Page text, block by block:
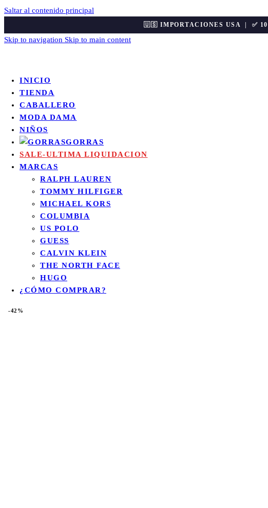
Saltar al contenido principal
🇺🇸 IMPORTACIONES USA | ✅
Skip to navigation Skip to main content
INICIO
TIENDA
CABALLERO
MODA DAMA
NIÑOS
GORRAS
SALE-ULTIMA LIQUIDACION
MARCAS
RALPH LAUREN
TOMMY HILFIGER
MICHAEL KORS
COLUMBIA
US POLO
GUESS
CALVIN KLEIN
THE NORTH FACE
HUGO
¿CÓMO COMPRAR?
-42%